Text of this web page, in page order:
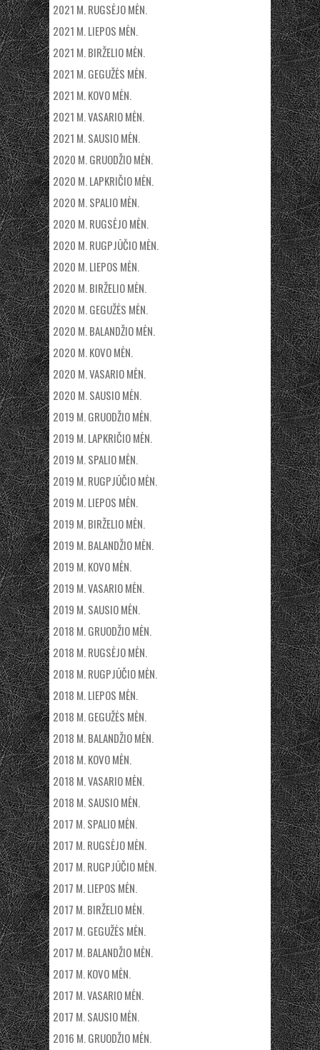
2021 M. RUGSĖJO MĖN.
2021 M. LIEPOS MĖN.
2021 M. BIRŽELIO MĖN.
2021 M. GEGUŽĖS MĖN.
2021 M. KOVO MĖN.
2021 M. VASARIO MĖN.
2021 M. SAUSIO MĖN.
2020 M. GRUODŽIO MĖN.
2020 M. LAPKRIČIO MĖN.
2020 M. SPALIO MĖN.
2020 M. RUGSĖJO MĖN.
2020 M. RUGPJŪČIO MĖN.
2020 M. LIEPOS MĖN.
2020 M. BIRŽELIO MĖN.
2020 M. GEGUŽĖS MĖN.
2020 M. BALANDŽIO MĖN.
2020 M. KOVO MĖN.
2020 M. VASARIO MĖN.
2020 M. SAUSIO MĖN.
2019 M. GRUODŽIO MĖN.
2019 M. LAPKRIČIO MĖN.
2019 M. SPALIO MĖN.
2019 M. RUGPJŪČIO MĖN.
2019 M. LIEPOS MĖN.
2019 M. BIRŽELIO MĖN.
2019 M. BALANDŽIO MĖN.
2019 M. KOVO MĖN.
2019 M. VASARIO MĖN.
2019 M. SAUSIO MĖN.
2018 M. GRUODŽIO MĖN.
2018 M. RUGSĖJO MĖN.
2018 M. RUGPJŪČIO MĖN.
2018 M. LIEPOS MĖN.
2018 M. GEGUŽĖS MĖN.
2018 M. BALANDŽIO MĖN.
2018 M. KOVO MĖN.
2018 M. VASARIO MĖN.
2018 M. SAUSIO MĖN.
2017 M. SPALIO MĖN.
2017 M. RUGSĖJO MĖN.
2017 M. RUGPJŪČIO MĖN.
2017 M. LIEPOS MĖN.
2017 M. BIRŽELIO MĖN.
2017 M. GEGUŽĖS MĖN.
2017 M. BALANDŽIO MĖN.
2017 M. KOVO MĖN.
2017 M. VASARIO MĖN.
2017 M. SAUSIO MĖN.
2016 M. GRUODŽIO MĖN.